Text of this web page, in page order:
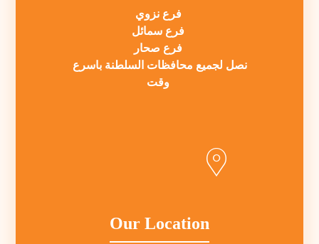
فرع نزوي
نصل لجميع محافظات السلطنة باسرع
Our Location